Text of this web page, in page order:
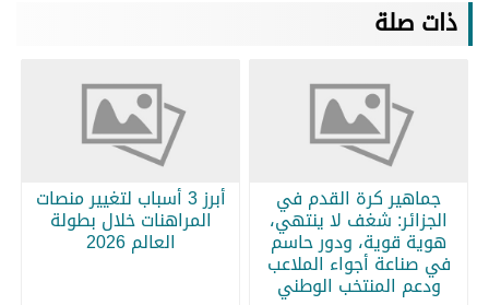
ذات صلة
جماهير كرة القدم في
الجزائر: شغف لا ينتهي،
هوية قوية، ودور حاسم
في صناعة أجواء الملاعب
ودعم المنتخب الوطني
أبرز 3 أسباب لتغيير منصات
المراهنات خلال بطولة
العالم 2026